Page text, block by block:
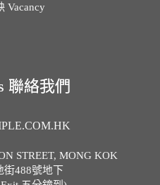
Vacancy
聯絡我們
STREET, MONG KOK
488號地下